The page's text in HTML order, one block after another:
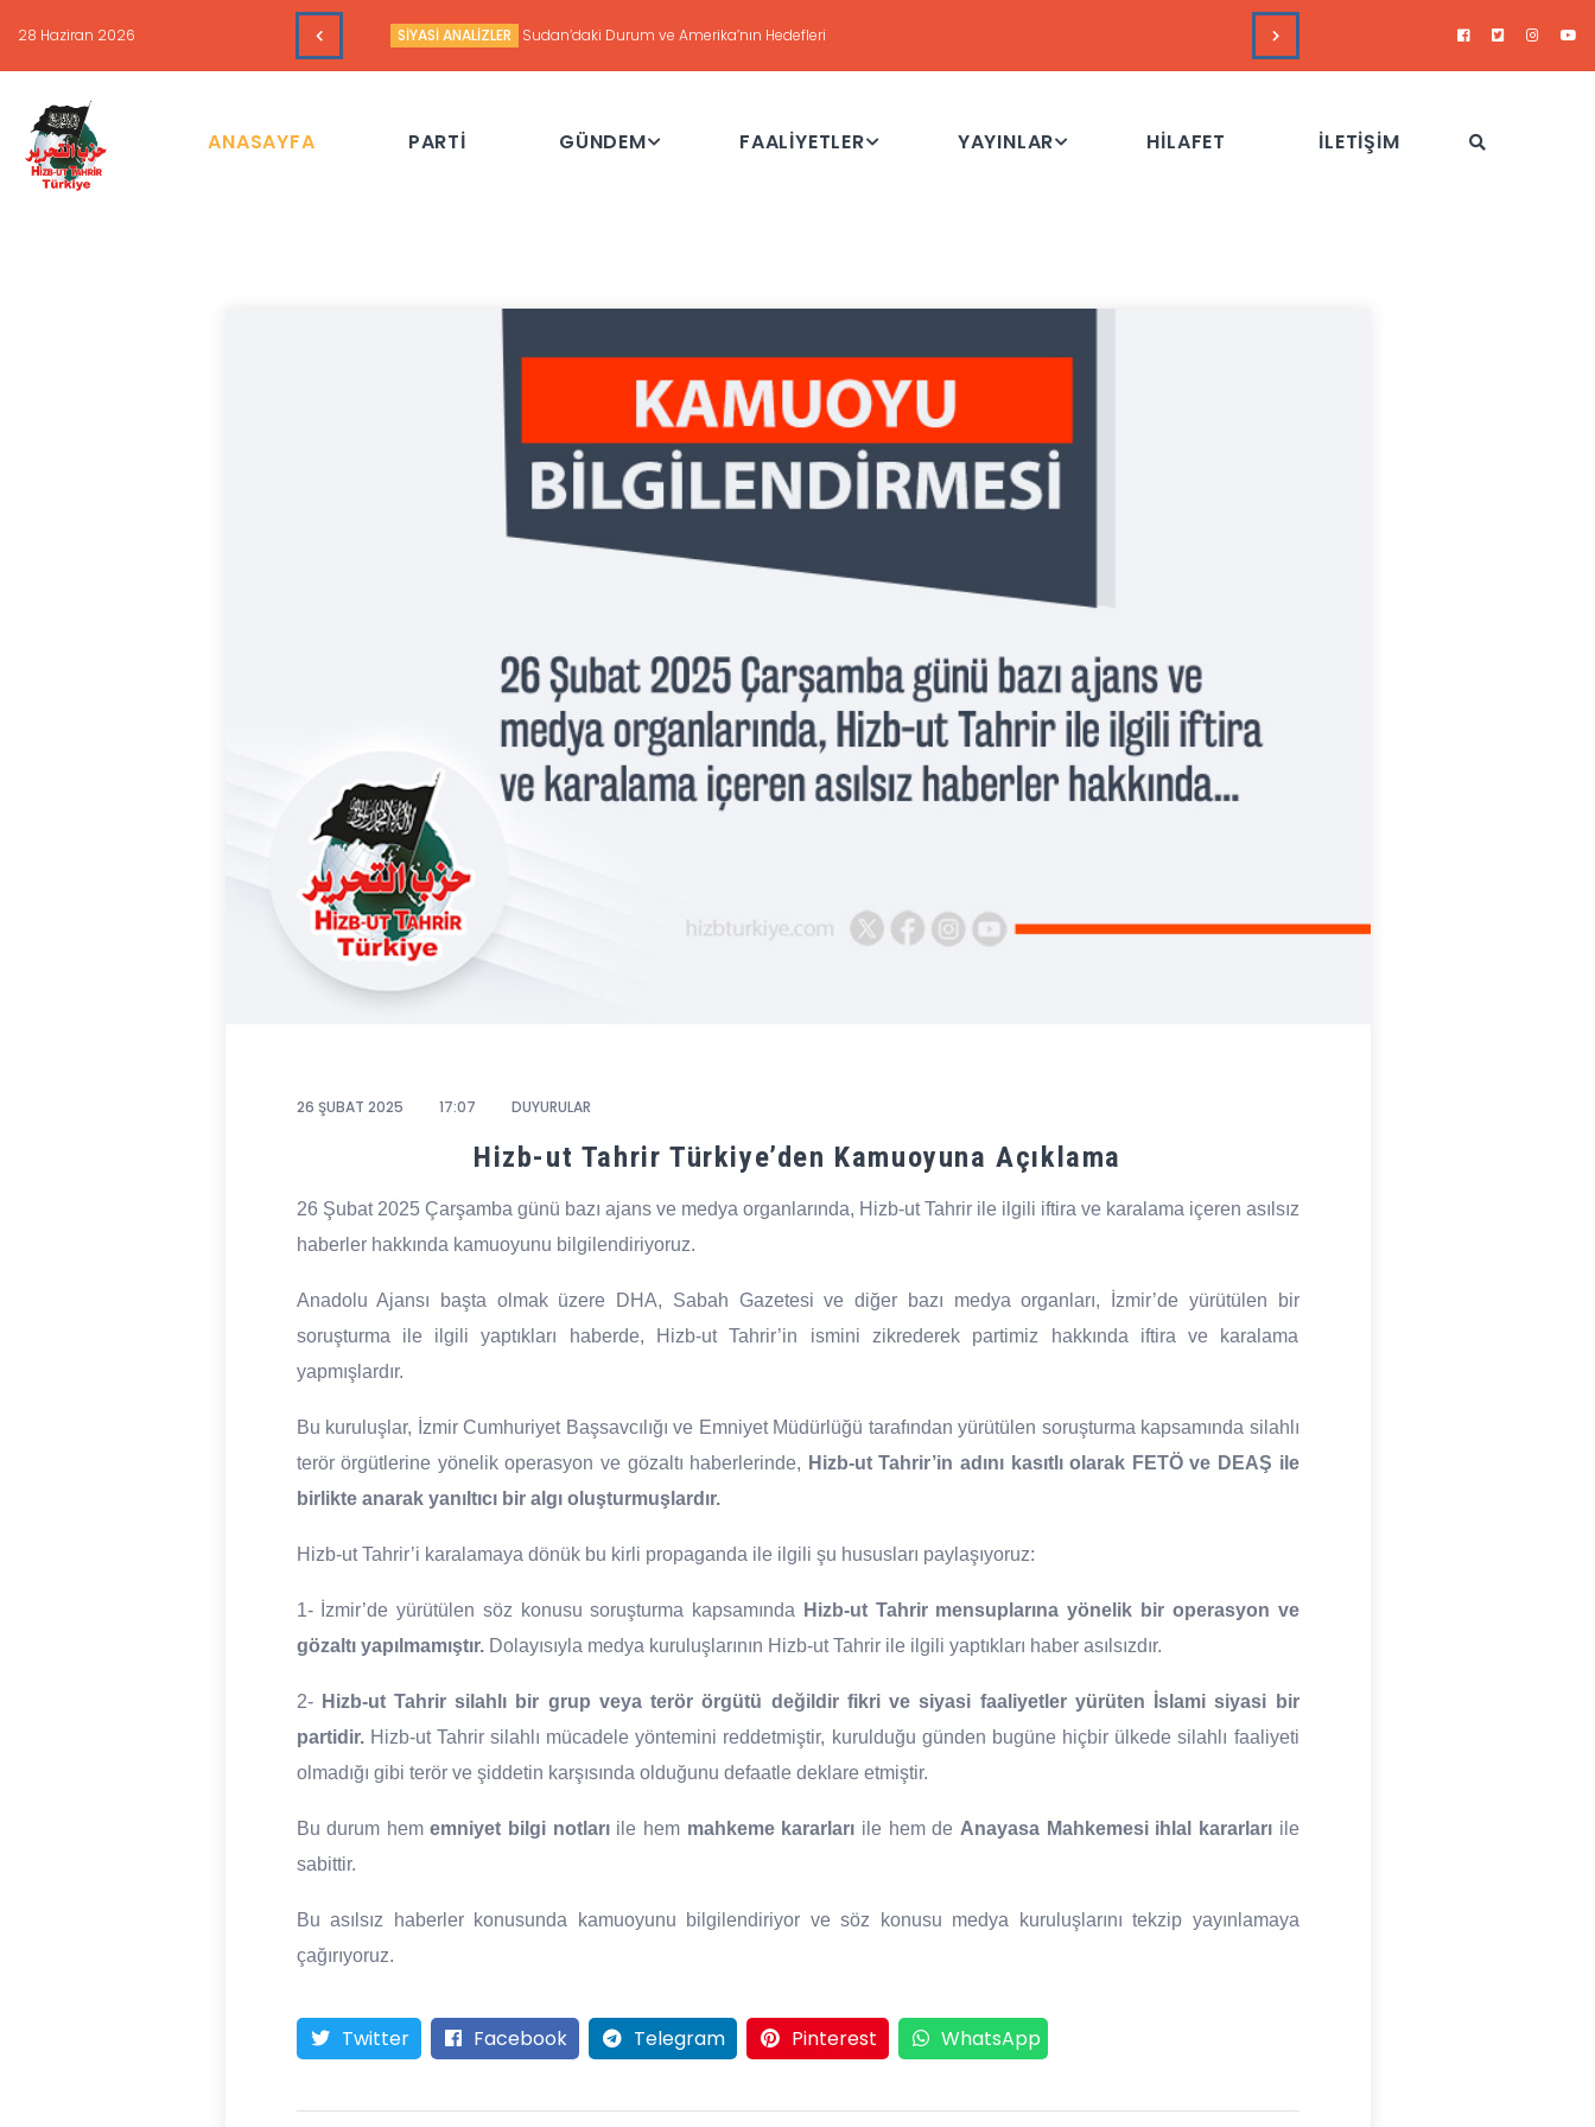
SİYASİ ANALİZLER Sudan’daki Durum ve Amerika’nın Hedefleri HAFTALIK GÜNDEM
ANASAYFA PARTİ GÜNDEM FAALİYETLER YAYINLAR HİLAFET İLETİŞİM
26 ŞUBAT 2025 17:07 DUYURULAR
Hizb-ut Tahrir Türkiye’den Kamuoyuna Açıklama
26 Şubat 2025 Çarşamba günü bazı ajans ve medya organlarında, Hizb-ut Tahrir ile ilgili iftira ve karalama içeren asılsız
haberler hakkında kamuoyunu bilgilendiriyoruz.
Anadolu Ajansı başta olmak üzere DHA, Sabah Gazetesi ve diğer bazı medya organları, İzmir’de yürütülen bir
soruşturma ile ilgili yaptıkları haberde, Hizb-ut Tahrir’in ismini zikrederek partimiz hakkında iftira ve karalama
yapmışlardır.
Bu kuruluşlar, İzmir Cumhuriyet Başsavcılığı ve Emniyet Müdürlüğü tarafından yürütülen soruşturma kapsamında silahlı
terör örgütlerine yönelik operasyon ve gözaltı haberlerinde, Hizb-ut Tahrir’in adını kasıtlı olarak FETÖ ve DEAŞ ile
birlikte anarak yanıltıcı bir algı oluşturmuşlardır.
Hizb-ut Tahrir’i karalamaya dönük bu kirli propaganda ile ilgili şu hususları paylaşıyoruz:
1- İzmir’de yürütülen söz konusu soruşturma kapsamında
Hizb-ut Tahrir mensuplarına yönelik bir operasyon ve
gözaltı yapılmamıştır.Dolayısıyla medya kuruluşlarının Hizb-ut Tahrir ile ilgili yaptıkları haber asılsızdır.
2- Hizb-ut Tahrir silahlı bir grup veya terör örgütü değildir fikri ve siyasi faaliyetler yürüten İslami siyasi bir
partidir.Hizb-ut Tahrir silahlı mücadele yöntemini reddetmiştir, kurulduğu günden bugüne hiçbir ülkede silahlı faaliyeti
olmadığı gibi terör ve şiddetin karşısında olduğunu defaatle deklare etmiştir.
Bu durum hememniyet bilgi notlarıile hem mahkeme kararları ile hem de Anayasa Mahkemesi ihlal kararlarıile
sabittir.
Bu asılsız haberler konusunda kamuoyunu bilgilendiriyor ve söz konusu medya kuruluşlarını tekzip yayınlamaya
çağırıyoruz.
Twitter Facebook Telegram Pinterest WhatsApp